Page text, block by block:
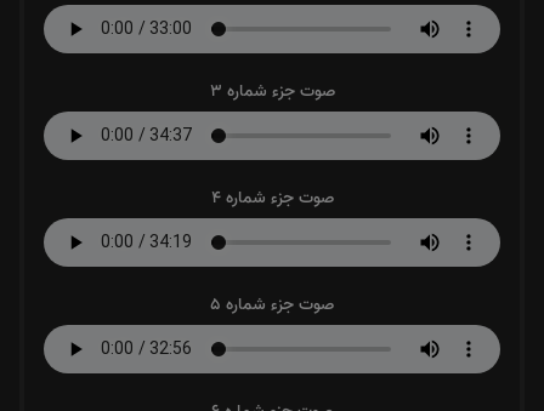
صوت جزء شماره 3
صوت جزء شماره 4
صوت جزء شماره 5